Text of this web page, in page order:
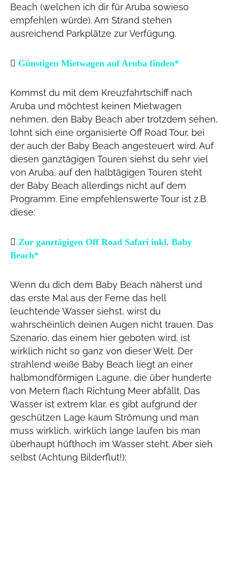
Beach (welchen ich dir für Aruba sowieso
empfehlen würde). Am Strand stehen
ausreichend Parkplätze zur Verfügung.
Günstigen Mietwagen auf Aruba finden*
Kommst du mit dem Kreuzfahrtschiff nach
Aruba und möchtest keinen Mietwagen
nehmen, den Baby Beach aber trotzdem sehen,
lohnt sich eine organisierte Off Road Tour, bei
der auch der Baby Beach angesteuert wird. Auf
diesen ganztägigen Touren siehst du sehr viel
von Aruba, auf den halbtägigen Touren steht
der Baby Beach allerdings nicht auf dem
Programm. Eine empfehlenswerte Tour ist z.B.
diese:
Zur ganztägigen Off Road Safari inkl. Baby
Beach*
Wenn du dich dem Baby Beach näherst und
das erste Mal aus der Ferne das hell
leuchtende Wasser siehst, wirst du
wahrscheinlich deinen Augen nicht trauen. Das
Szenario, das einem hier geboten wird, ist
wirklich nicht so ganz von dieser Welt. Der
strahlend weiße Baby Beach liegt an einer
halbmondförmigen Lagune, die über hunderte
von Metern flach Richtung Meer abfällt. Das
Wasser ist extrem klar, es gibt aufgrund der
geschützen Lage kaum Strömung und man
muss wirklich, wirklich lange laufen bis man
überhaupt hüfthoch im Wasser steht. Aber sieh
selbst (Achtung Bilderflut!):